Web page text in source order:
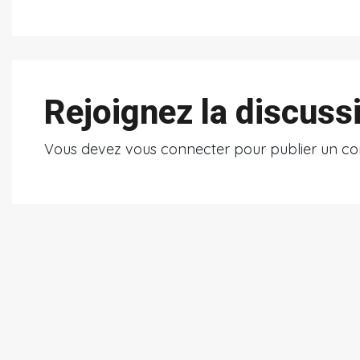
Rejoignez la
Vous devez vous connecter pour publier un